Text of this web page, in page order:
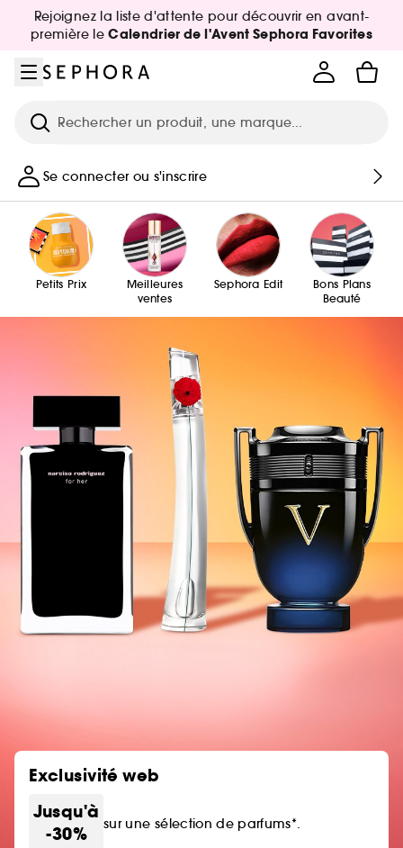
Aller au menu
Aller au contenu principal
Aller au pied de page
Rejoignez la liste d'attente pour découvrir en avant-
première leCalendrier de l'Avent Sephora Favorites
Recherche
Se connecter ou s'inscrire
Petits Prix
Meilleures
ventes
Sephora Edit
Bons Plans
Beauté
Exclusivité web
Jusqu'à
-30%
sur une sélection de parfums*.